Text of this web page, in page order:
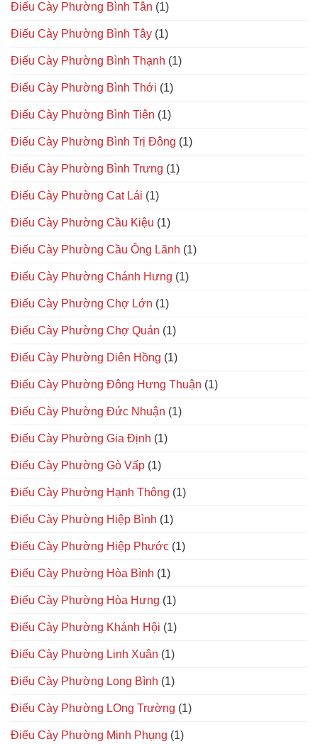
Điếu Cày Phường Bình Tân (1)
Điếu Cày Phường Bình Tây (1)
Điếu Cày Phường Bình Thạnh (1)
Điếu Cày Phường Bình Thới (1)
Điếu Cày Phường Bình Tiên (1)
Điếu Cày Phường Bình Trị Đông (1)
Điếu Cày Phường Bình Trưng (1)
Điếu Cày Phường Cat Lái (1)
Điếu Cày Phường Cầu Kiệu (1)
Điếu Cày Phường Cầu Ông Lãnh (1)
Điếu Cày Phường Chánh Hưng (1)
Điếu Cày Phường Chợ Lớn (1)
Điếu Cày Phường Chợ Quán (1)
Điếu Cày Phường Diên Hồng (1)
Điếu Cày Phường Đông Hưng Thuận (1)
Điếu Cày Phường Đức Nhuận (1)
Điếu Cày Phường Gia Định (1)
Điếu Cày Phường Gò Vấp (1)
Điếu Cày Phường Hạnh Thông (1)
Điếu Cày Phường Hiệp Bình (1)
Điếu Cày Phường Hiệp Phước (1)
Điếu Cày Phường Hòa Bình (1)
Điếu Cày Phường Hòa Hưng (1)
Điếu Cày Phường Khánh Hội (1)
Điếu Cày Phường Linh Xuân (1)
Điếu Cày Phường Long Bình (1)
Điếu Cày Phường LOng Trường (1)
Điếu Cày Phường Minh Phụng (1)